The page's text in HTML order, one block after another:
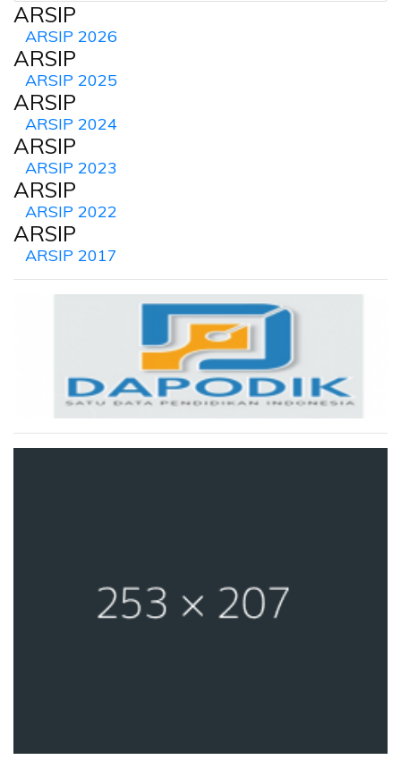
ARSIP
ARSIP 2026
ARSIP
ARSIP 2025
ARSIP
ARSIP 2024
ARSIP
ARSIP 2023
ARSIP
ARSIP 2022
ARSIP
ARSIP 2017